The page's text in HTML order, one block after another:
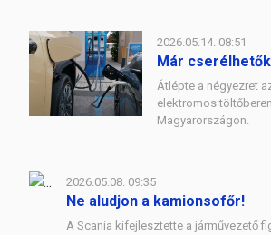
2026.05.14. 08:51
Már
Átlépte a négyezret
elektromos
Magyarországon.
2026.05.08. 09:35
Ne aludjon a kamionsofőr!
A Scania kifejlesztette a járművezető